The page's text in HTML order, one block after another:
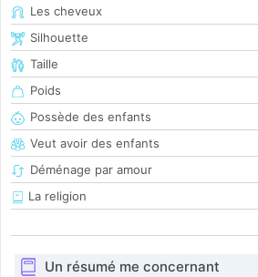
Les cheveux
Silhouette
Taille
Poids
Possède des enfants
Veut avoir des enfants
Déménage par amour
La religion
Un résumé me concernant